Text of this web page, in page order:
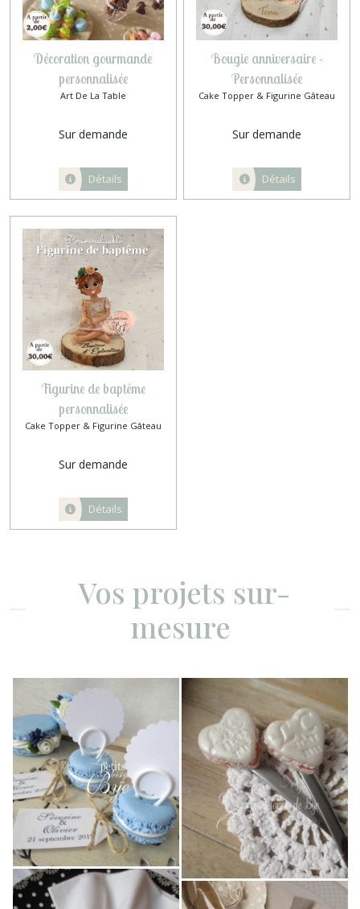
Décoration gourmande
personnalisée
Art De La Table
Sur demande
Détails
Bougie anniversaire -
Personnalisée
Cake Topper & Figurine Gâteau
Sur demande
Détails
Figurine de baptême
personnalisée
Cake Topper & Figurine Gâteau
Sur demande
Détails
Vos projets sur-
mesure